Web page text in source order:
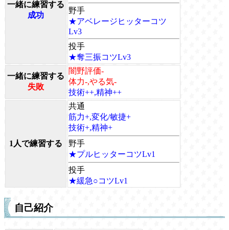
一緒に練習する
成功
野手
★アベレージヒッターコツ
Lv3
投手
★奪三振コツLv3
一緒に練習する
失敗
闇野評価-
体力-,やる気-
技術++,精神++
1人で練習する
共通
筋力+,変化/敏捷+
技術+,精神+
野手
★プルヒッターコツLv1
投手
★緩急○コツLv1
自己紹介